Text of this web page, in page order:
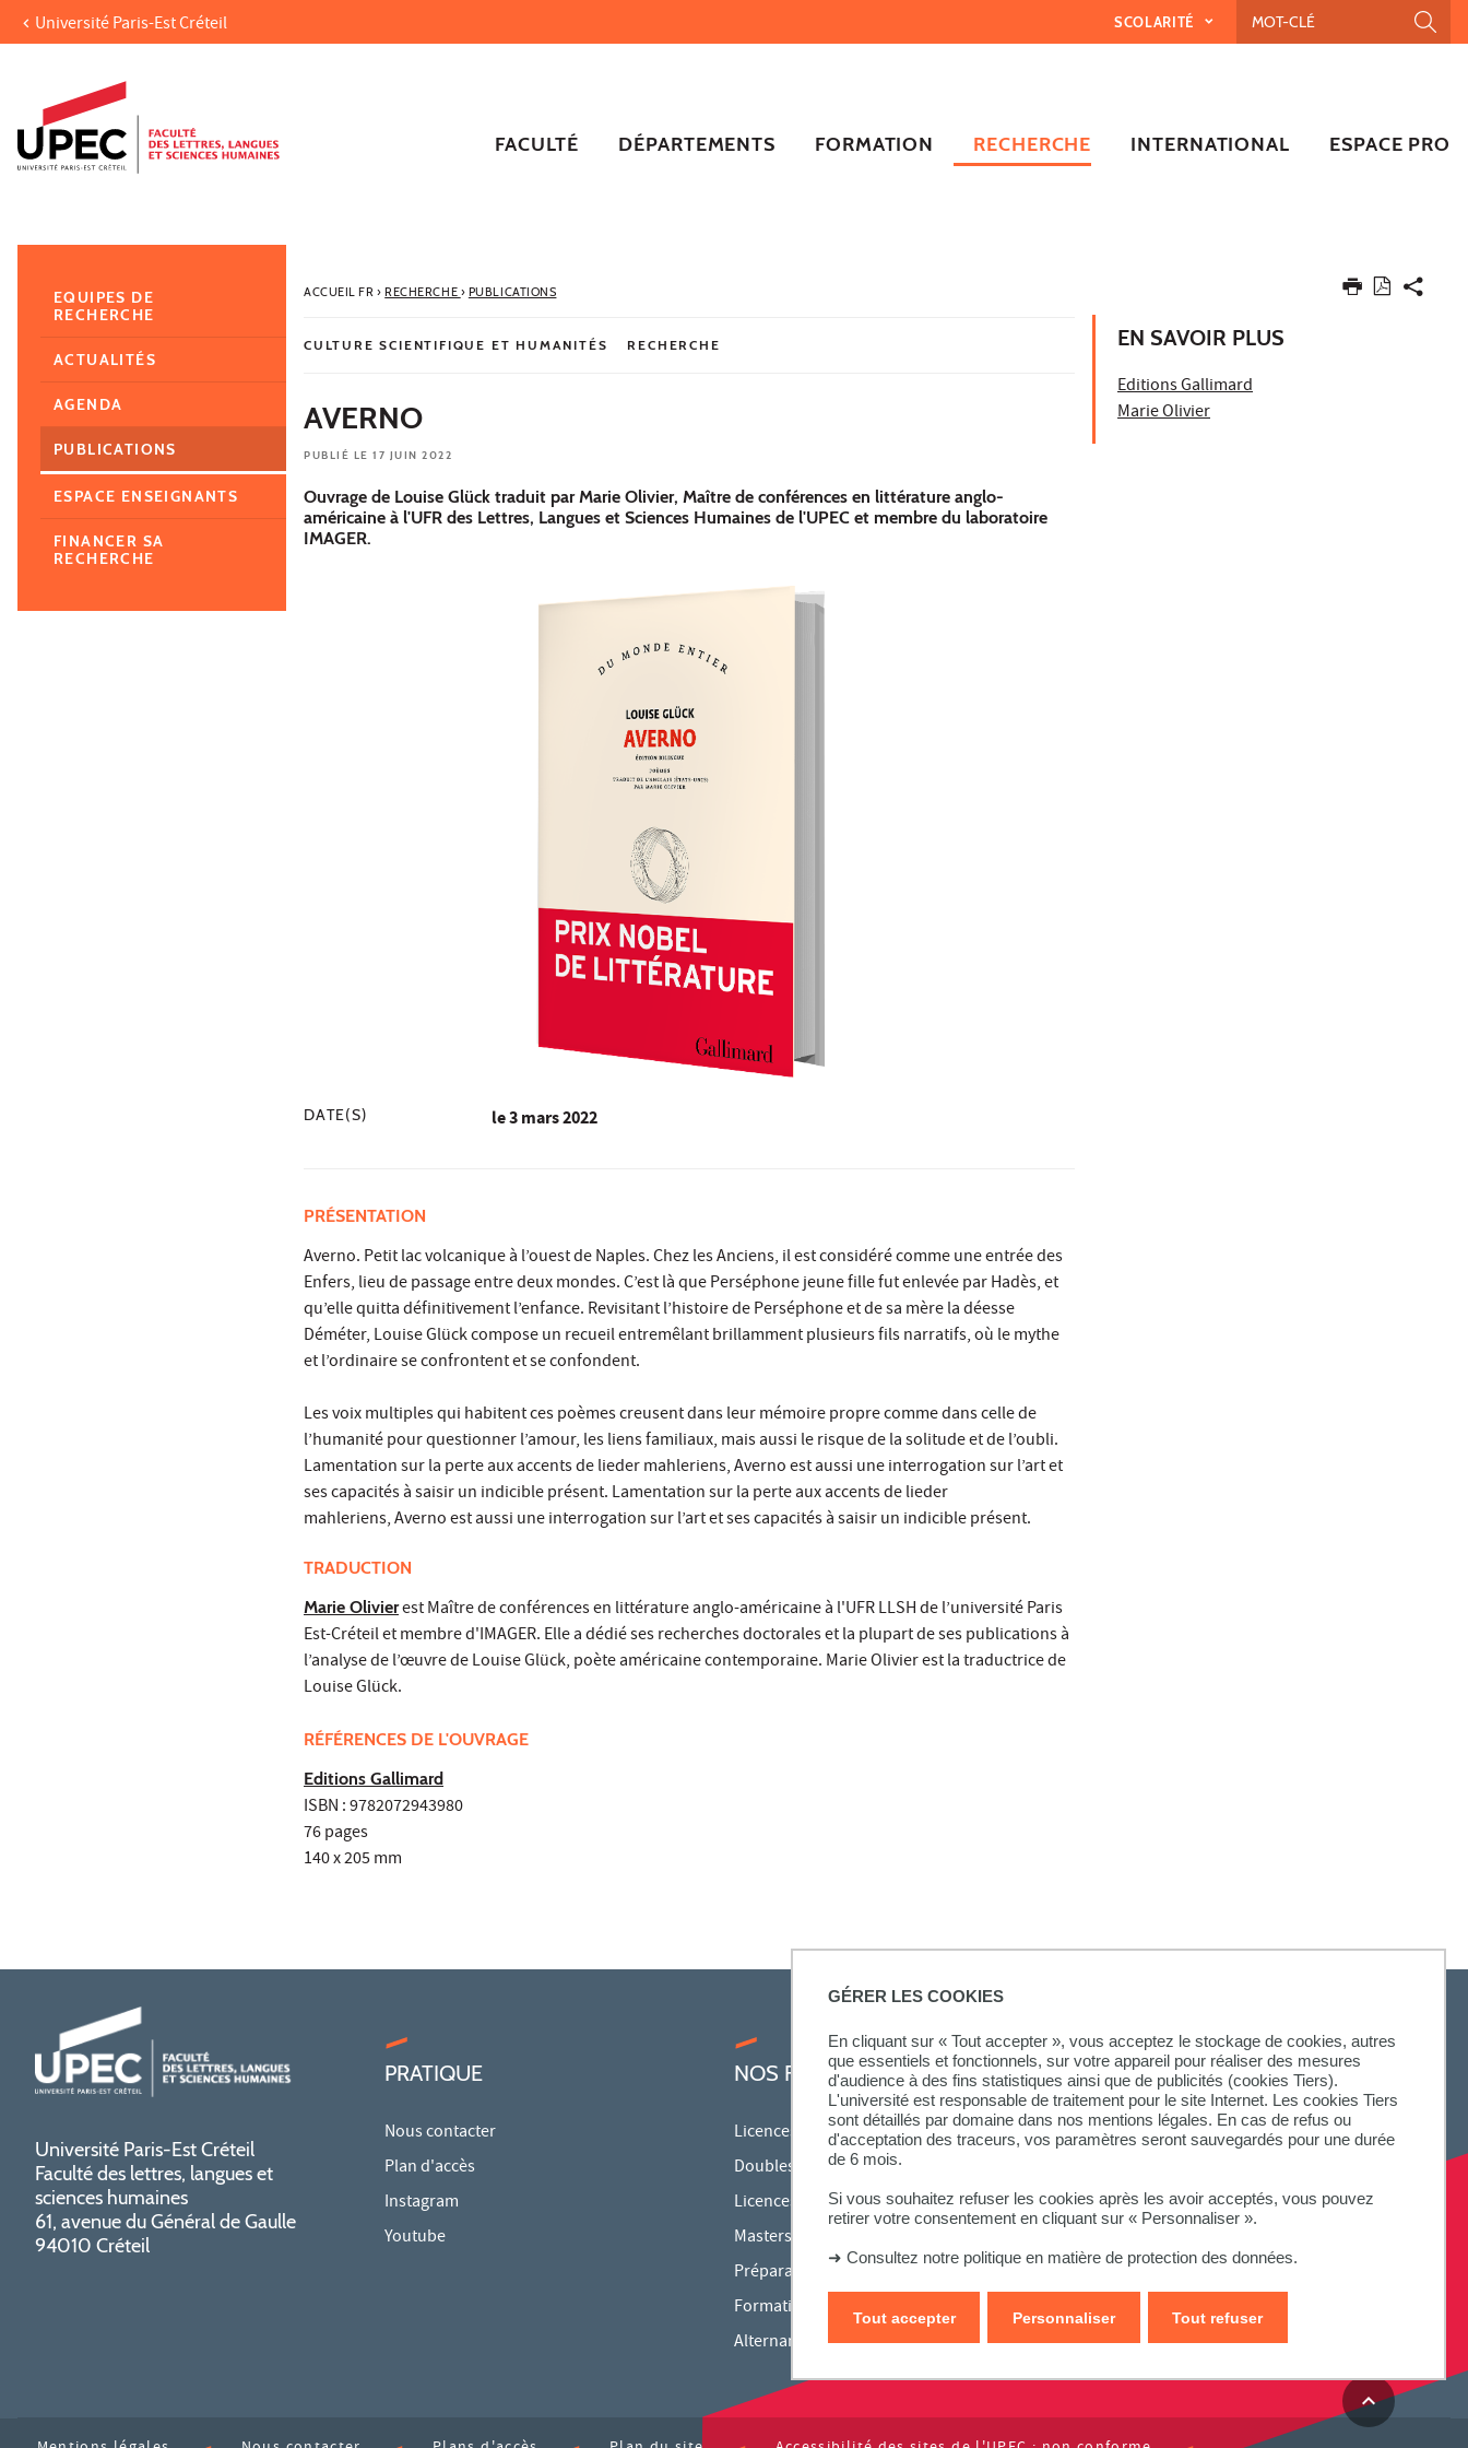
GÉRER LES COOKIES
En cliquant sur « Tout accepter », vous acceptez le stockage de cookies, autres
que essentiels et fonctionnels, sur votre appareil pour réaliser des mesures
d'audience à des fins statistiques ainsi que de publicités (cookies Tiers).
L'université est responsable de traitement pour le site Internet. Les cookies Tiers
sont détaillés par domaine dans nos mentions légales. En cas de refus ou
d'acceptation des traceurs, vos paramètres seront sauvegardés pour une durée
de 6 mois.
Si vous souhaitez refuser les cookies après les avoir acceptés, vous pouvez
retirer votre consentement en cliquant sur « Personnaliser ».
➜ Consultez notre politique en matière de protection des données.
Tout accepter Tout refuser
Personnaliser
Aller au contenu
Accès directs
Recherche
Navigation secondaire
Université Paris-Est Créteil SCOLARITÉ
FACULTÉ DÉPARTEMENTS FORMATION RECHERCHE INTERNATIONAL ESPACE PRO
ACCUEIL FR› RECHERCHE › PUBLICATIONS
CULTURE SCIENTIFIQUE ET HUMANITÉS RECHERCHE
AVERNO
PUBLIÉ LE 17 JUIN 2022
Ouvrage de Louise Glück traduit par Marie Olivier, Maître de conférences en littérature anglo-
américaine à l'UFR des Lettres, Langues et Sciences Humaines de l'UPEC et membre du laboratoire
IMAGER.
DATE(S) le3 mars 2022
PRÉSENTATION
Averno. Petit lac volcanique à l’ouest de Naples. Chez les Anciens, il est considéré comme une entrée des
Enfers, lieu de passage entre deux mondes. C’est là que Perséphone jeune fille fut enlevée par Hadès, et
qu’elle quitta définitivement l’enfance. Revisitant l’histoire de Perséphone et de sa mère la déesse
Déméter, Louise Glück compose un recueil entremêlant brillamment plusieurs fils narratifs, où le mythe
et l’ordinaire se confrontent et se confondent.
Les voix multiples qui habitent ces poèmes creusent dans leur mémoire propre comme dans celle de
l’humanité pour questionner l’amour, les liens familiaux, mais aussi le risque de la solitude et de l’oubli.
Lamentation sur la perte aux accents de lieder mahleriens, Averno est aussi une interrogation sur l’art et
ses capacités à saisir un indicible présent. Lamentation sur la perte aux accents de lieder
mahleriens, Averno est aussi une interrogation sur l’art et ses capacités à saisir un indicible présent.
TRADUCTION
Marie Olivierest Maître de conférences en littérature anglo-américaine à l'UFR LLSH de l’université Paris
Est-Créteil et membre d'IMAGER. Elle a dédié ses recherches doctorales et la plupart de ses publications à
l’analyse de l’œuvre de Louise Glück, poète américaine contemporaine. Marie Olivier est la traductrice de
Louise Glück.
RÉFÉRENCES DE L'OUVRAGE
Editions Gallimard
ISBN : 9782072943980
76 pages
140 x 205 mm
EN SAVOIR PLUS
Editions Gallimard
Marie Olivier
EQUIPES DE
RECHERCHE
ACTUALITÉS
AGENDA
PUBLICATIONS
ESPACE ENSEIGNANTS
FINANCER SA
RECHERCHE
Université Paris-Est Créteil
Faculté des lettres, langues et
sciences humaines
61, avenue du Général de Gaulle
94010 Créteil
PRATIQUE
Nous contacter
Plan d'accès
Instagram
Youtube
NOS FORMATIONS
Licences
Doubles licences
Licences pro
Masters
Préparations aux concours
Formation continue
Alternance